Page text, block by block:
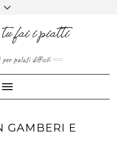
PINTEREST
INSTAGRAM
palati difficili
Toggle Navigation
GAMBERI E